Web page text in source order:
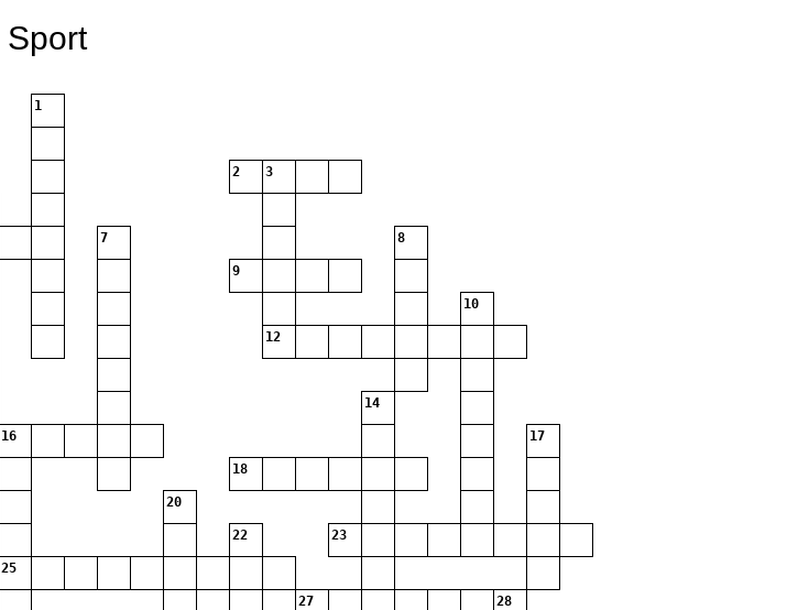
Sport
1
2 3
7 8
9
10
12
14
16 17
18
20
22 23
25
27 28